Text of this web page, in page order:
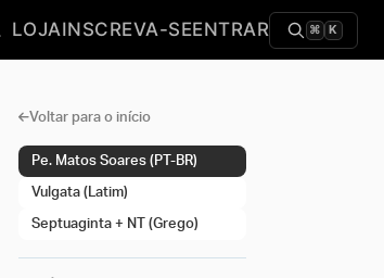
LOJAINSCREVA-SEENTRAR ⌘ K
Voltar para o início
Pe. Matos Soares (PT-BR)
Vulgata (Latim)
Septuaginta + NT (Grego)